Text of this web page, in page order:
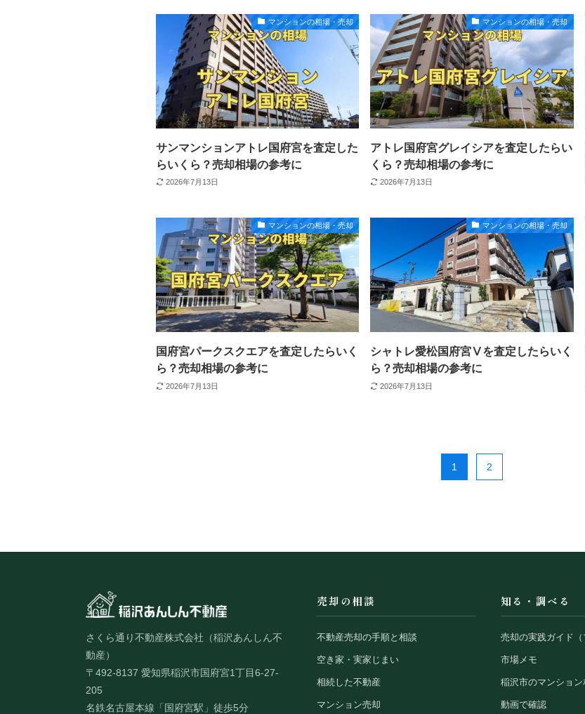
マンションの相場・売却
サンマンションアトレ国府宮を査定した
らいくら？売却相場の参考に
2026年7月13日
マンションの相場・売却
アトレ国府宮グレイシアを査定したらい
くら？売却相場の参考に
2026年7月13日
マンションの相場・売却
国府宮パークスクエアを査定したらいく
ら？売却相場の参考に
2026年7月13日
マンションの相場・売却
シャトレ愛松国府宮Ⅴを査定したらいく
ら？売却相場の参考に
2026年7月13日
1 2
さくら通り不動産株式会社（稲沢あんしん不
動産）
〒492-8137 愛知県稲沢市国府宮1丁目6-27-
205
名鉄名古屋本線「国府宮駅」徒歩5分
売却の相談
不動産売却の手順と相談
空き家・実家じまい
相続した不動産
マンション売却
知る・調べる
売却の実践ガイド（
市場メモ
稲沢市のマンション
動画で確認